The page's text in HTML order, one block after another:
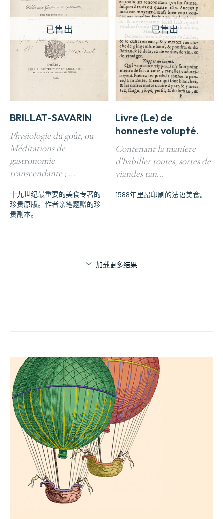
已售出
BRILLAT-SAVARIN
Physiologie du goût, ou
Méditations de
gastronomie
transcendante ; ...
十九世纪最重要的美食专著的
珍贵原版。作者亲笔题赠的珍
贵副本。
已售出
Livre (Le) de
honneste volupté.
Contenant la maniere
d’habiller toutes, sortes de
viandes tan...
1588年里昂印刷的法语美食。
加载更多结果